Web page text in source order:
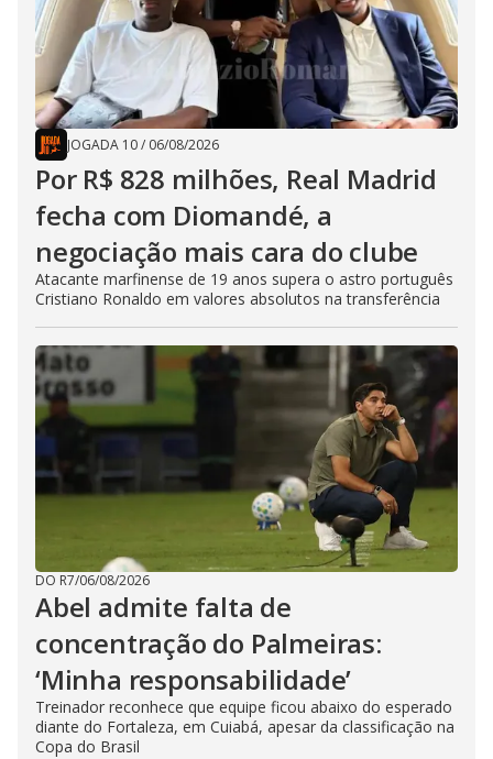
JOGADA 10/ 06/08/2026
Por R$ 828 milhões, Real Madrid
fecha com Diomandé, a
negociação mais cara do clube
Atacante marfinense de 19 anos supera o astro português
Cristiano Ronaldo em valores absolutos na transferência
DO R7/06/08/2026
Abel admite falta de
concentração do Palmeiras:
‘Minha responsabilidade’
Treinador reconhece que equipe ficou abaixo do esperado
diante do Fortaleza, em Cuiabá, apesar da classificação na
Copa do Brasil